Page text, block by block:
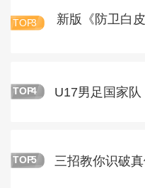
TOP3 新版《防卫白
TOP4 U17男足国家
TOP5 三招教你识破